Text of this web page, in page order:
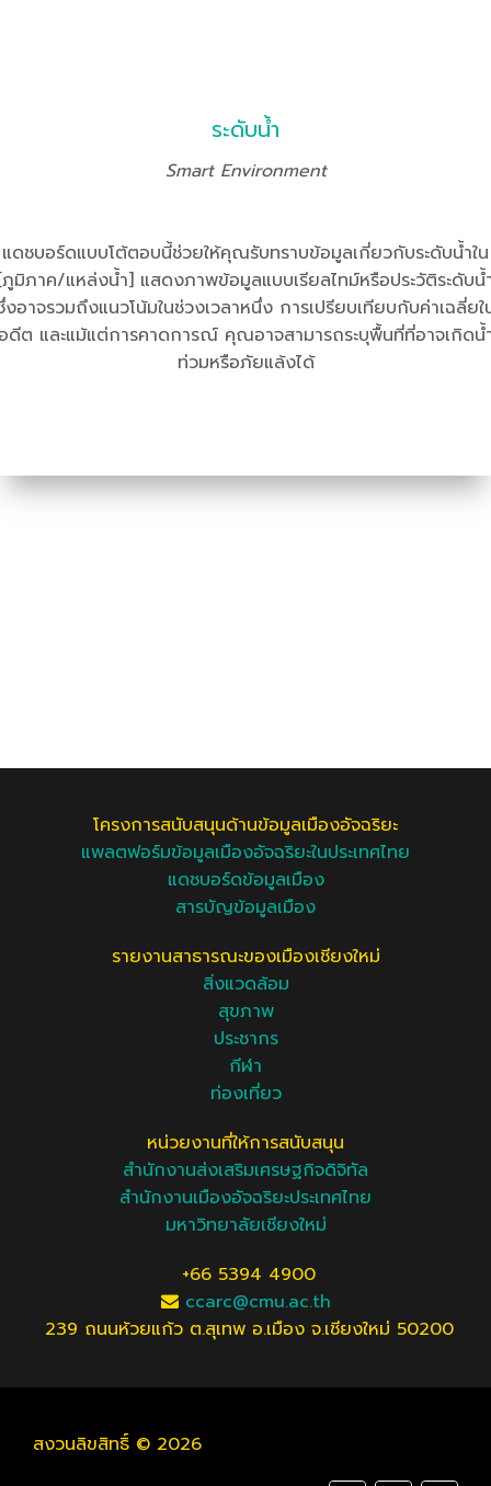
ระดับน้ำ
Smart Environment
แดชบอร์ดแบบโต้ตอบนี้ช่วยให้คุณรับทราบข้อมูลเกี่ยวกับระดับน้ำใน
มิภาค/แหล่งน้ำ] แสดงภาพข้อมูลแบบเรียลไทม์หรือประวัติระดับน้
งอาจรวมถึงแนวโน้มในช่วงเวลาหนึ่ง การเปรียบเทียบกับค่าเฉลี่ยใ
ดีต และแม้แต่การคาดการณ์ คุณอาจสามารถระบุพื้นที่ที่อาจเกิดน้
ท่วมหรือภัยแล้งได้
โครงการสนับสนุนด้านข้อมูลเมืองอัจฉริยะ
แพลตฟอร์มข้อมูลเมืองอัจฉริยะในประเทศไทย
แดชบอร์ดข้อมูลเมือง
สารบัญข้อมูลเมือง
รายงานสาธารณะของเมืองเชียงใหม่
สิ่งแวดล้อม
สุขภาพ
ประชากร
กีฬา
ท่องเที่ยว
หน่วยงานที่ให้การสนับสนุน
สำนักงานส่งเสริมเศรษฐกิจดิจิทัล
สำนักงานเมืองอัจฉริยะประเทศไทย
มหาวิทยาลัยเชียงใหม่
+66 5394 4900
ccarc@cmu.ac.th
239 ถนนห้วยแก้ว ต.สุเทพ อ.เมือง จ.เชียงใหม่ 50200
สงวนลิขสิทธิ์ © 2026